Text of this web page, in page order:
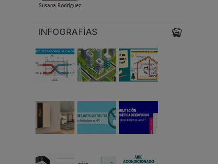
Susana Rodriguez
INFOGRAFÍAS